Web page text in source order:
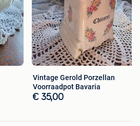
Vintage Gerold Porzellan
Voorraadpot Bavaria
€ 35,00